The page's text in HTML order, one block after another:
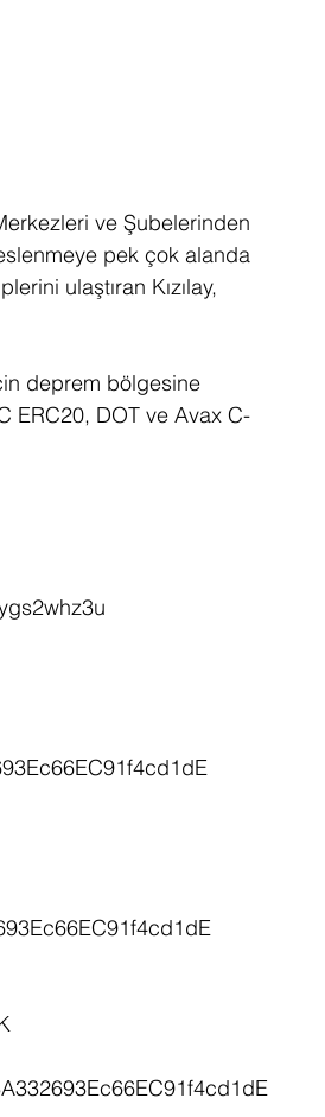
ve Şubelerinden
pek çok alanda
ulaştıran Kızılay,
deprem bölgesine
ERC20, DOT ve Avax C-